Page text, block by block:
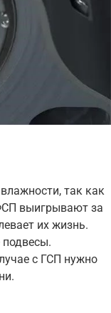
так как
выигрывают за
их жизнь.
подвесы.
с ГСП нужно